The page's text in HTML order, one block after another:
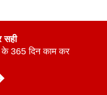
सही
के 365 दिन काम कर